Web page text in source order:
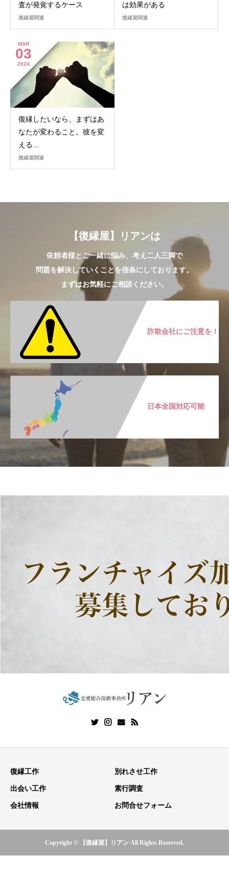
査が発覚するケース
復縁屋関連
は効果がある
復縁屋関連
MAR
03
2024
復縁したいなら、まずはあ
なたが変わること。彼を変
える...
復縁屋関連
【復縁屋】リアンは
依頼者様とご一緒に悩み、考え二人三脚で
問題を解決していくことを信条にしております。
まずはお気軽にご相談ください。
詐欺会社にご注意を！
日本全国対応可能
復縁工作 別れさせ工作
出会い工作 素行調査
会社情報 お問合せフォーム
Copyright © 【復縁屋】リアン All Rights Reserved.